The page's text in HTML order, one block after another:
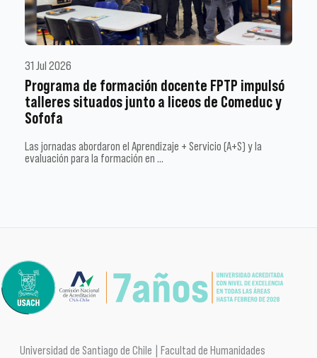
31 Jul 2026
Programa de formación docente FPTP impulsó
talleres situados junto a liceos de Comeduc y
Sofofa
Las jornadas abordaron el Aprendizaje + Servicio (A+S) y la
evaluación para la formación en …
Universidad de Santiago de Chile | Facultad de Humanidades